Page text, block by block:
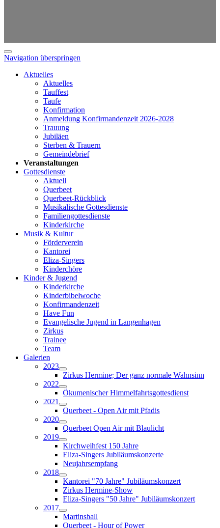
Navigation überspringen
Aktuelles
Aktuelles
Tauffest
Taufe
Konfirmation
Anmeldung Konfirmandenzeit 2026-2028
Trauung
Jubiläen
Sterben & Trauern
Gemeindebrief
Veranstaltungen
Gottesdienste
Aktuell
Querbeet
Querbeet-Rückblick
Musikalische Gottesdienste
Familiengottesdienste
Kinderkirche
Musik & Kultur
Förderverein
Kantorei
Eliza-Singers
Kinderchöre
Kinder & Jugend
Kinderkirche
Kinderbibelwoche
Konfirmandenzeit
Have Fun
Evangelische Jugend in Langenhagen
Zirkus
Trainee
Team
Galerien
2023
Zirkus Hermine; Der ganz normale Wahnsinn
2022
Ökumenischer Himmelfahrtsgottesdienst
2021
Querbeet - Open Air mit Pfadis
2020
Querbeet Open Air mit Blaulicht
2019
Kirchweihfest 150 Jahre
Eliza-Singers Jubiläumskonzerte
Neujahrsempfang
2018
Kantorei "70 Jahre" Jubiläumskonzert
Zirkus Hermine-Show
Eliza-Singers "50 Jahre" Jubiläumskonzert
2017
Martinsball
Querbeet - Hour of Power